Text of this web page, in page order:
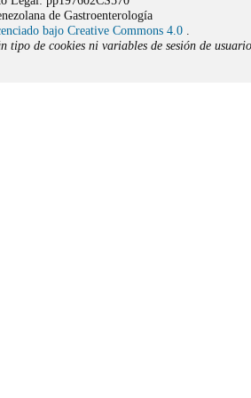
de Gastroenterología
bajo Creative Commons 4.0
tipo de cookies ni variables de sesión de